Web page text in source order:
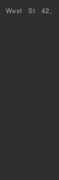
West St 42,